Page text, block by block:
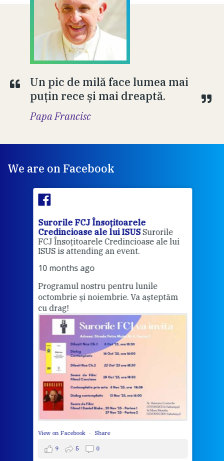
Un pic de milă face lumea mai
puțin rece și mai dreaptă.
Papa Francisc
We are on Facebook
Surorile FCJ Însoțitoarele
Credincioase ale lui ISUSSurorile
FCJ Însoțitoarele Credincioase ale lui
ISUS is attending an event.
10 months ago
Programul nostru pentru lunile
octombrie și noiembrie. Va așteptăm
cu drag!
View on Facebook · Share
9 5 0